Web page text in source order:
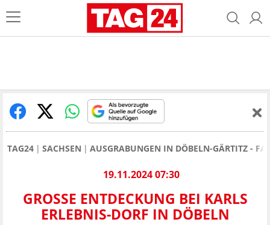
TAG24 SACHSEN AUSGRABUNGEN IN DÖBELN-GÄRTITZ -
19.11.2024 07:30
GROSSE ENTDECKUNG BEI KARLS E
RLEBNIS-DORF IN DÖBELN